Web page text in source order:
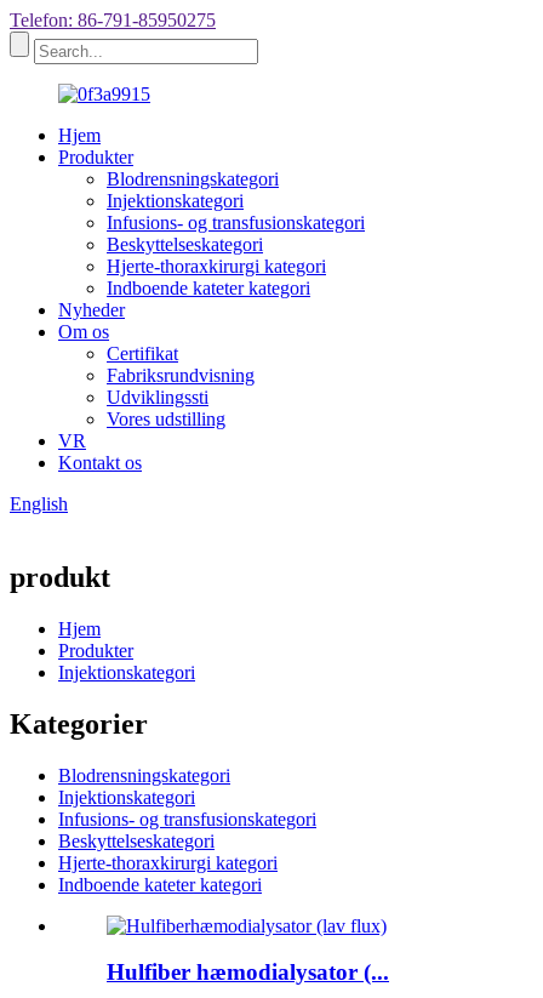
Telefon: 86-791-85950275
Hjem
Produkter
Blodrensningskategori
Injektionskategori
Infusions- og transfusionskategori
Beskyttelseskategori
Hjerte-thoraxkirurgi kategori
Indboende kateter kategori
Nyheder
Om os
Certifikat
Fabriksrundvisning
Udviklingssti
Vores udstilling
VR
Kontakt os
English
produkt
Hjem
Produkter
Injektionskategori
Kategorier
Blodrensningskategori
Injektionskategori
Infusions- og transfusionskategori
Beskyttelseskategori
Hjerte-thoraxkirurgi kategori
Indboende kateter kategori
Hulfiber hæmodialysator (...